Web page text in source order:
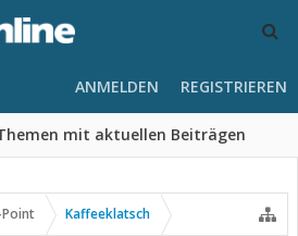
mit aktuellen Beiträgen
ANMELDEN REGISTRIEREN
Kaffeeklatsch